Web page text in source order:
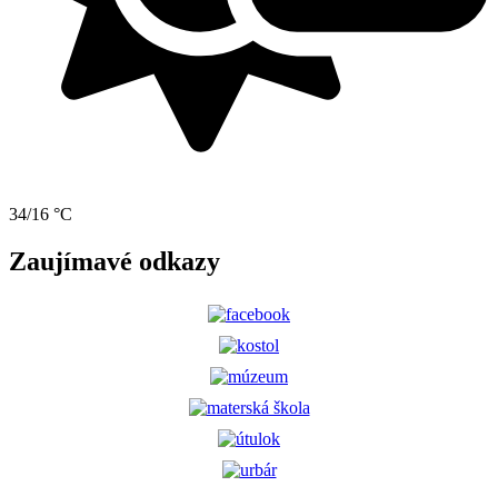
34/16 °C
Zaujímavé odkazy